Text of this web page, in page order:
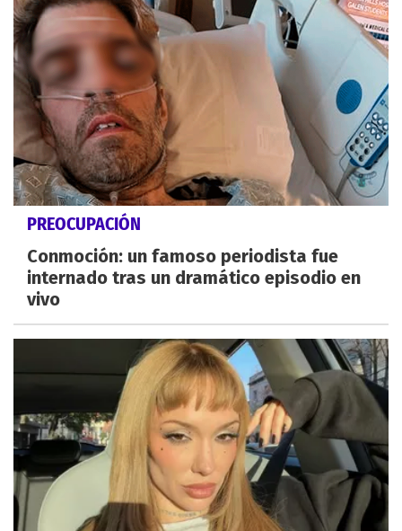
PREOCUPACIÓN
Conmoción: un famoso periodista fue
internado tras un dramático episodio en
vivo